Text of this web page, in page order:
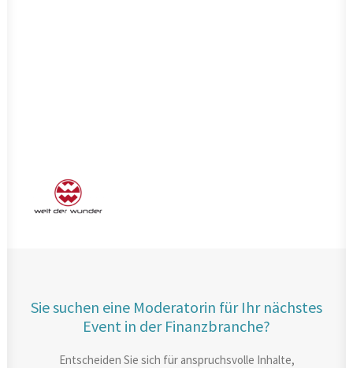
Sie suchen eine Moderatorin für Ihr nächstes
Event in der Finanzbranche?
Entscheiden Sie sich für anspruchsvolle Inhalte,